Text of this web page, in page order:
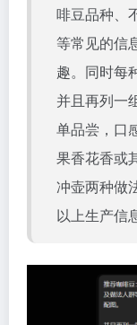
啡豆品种、
等常见的信
趣。同时每
并且再列一
单品尝，口
果香花香或
冲壶两种做
以上生产信